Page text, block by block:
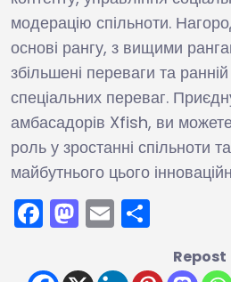
модерацію спільноти.
основі рангу, з вищими
збільшені переваги та
спеціальних переваг.
амбасадорів Xfish, ви
роль у зростанні спільноти
майбутнього цього
Facebook
Mastodon
Email
Repost